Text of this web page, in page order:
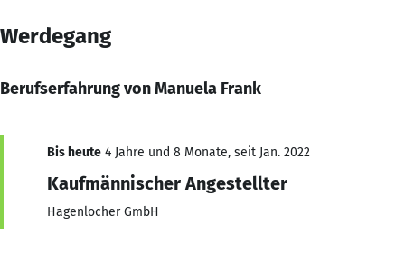
Werdegang
Berufserfahrung von Manuela Frank
Bis heute 4 Jahre und 8 Monate, seit Jan. 2022
Kaufmännischer Angestellter
Hagenlocher GmbH